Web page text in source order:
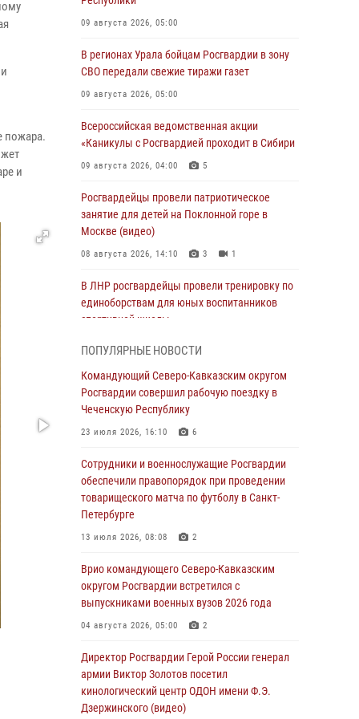
пожара.
и
09 августа 2026, 05:00
В регионах Урала бойцам Росгвардии в зону
СВО передали свежие тиражи газет
09 августа 2026, 05:00
Всероссийская ведомственная акции
«Каникулы с Росгвардией проходит в Сибири
09 августа 2026, 04:00 5
Росгвардейцы провели патриотическое
занятие для детей на Поклонной горе в
Москве (видео)
08 августа 2026, 14:10 3 1
В ЛНР росгвардейцы провели тренировку по
единоборствам для юных воспитанников
спортивной школы
Сотрудники Росгвардии присоединились к
утренней разминке у стен музея истории
космонавтики в Калуге
08 августа 2026, 09:29
В Северо-Западном округе Росгвардии
продолжаются мероприятия в честь юбилея
ведомства
08 августа 2026, 09:03
навыки тактической медицины с учетом
опыта СВО
08 августа 2026, 09:00 2
Росгвардии провели турнир по настольному
теннису ко Дню физкультурника
08 августа 2026, 07:00
ПОПУЛЯРНЫЕ НОВОСТИ
Командующий Северо-Кавказским округом
Росгвардии совершил рабочую поездку в
Чеченскую Республику
23 июля 2026, 16:10 6
Сотрудники и военнослужащие Росгвардии
обеспечили правопорядок при проведении
товарищеского матча по футболу в Санкт-
Петербурге
13 июля 2026, 08:08 2
Врио командующего Северо-Кавказским
округом Росгвардии встретился с
выпускниками военных вузов 2026 года
04 августа 2026, 05:00 2
Директор Росгвардии Герой России генерал
армии Виктор Золотов посетил
кинологический центр ОДОН имени Ф.Э.
Дзержинского (видео)